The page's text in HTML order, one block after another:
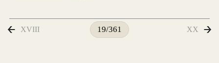
XVIII 19/361 XX